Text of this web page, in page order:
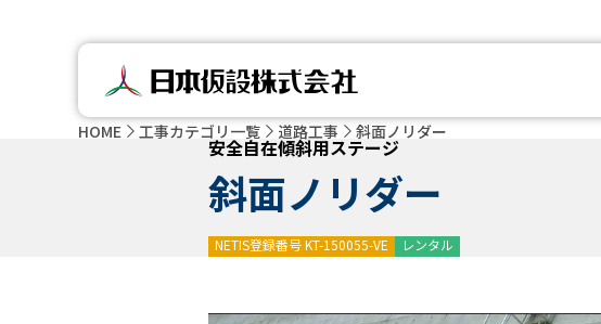
HOME 工事カテゴリ一覧 道路工事 斜面ノリダー
安全自在傾斜用ステージ
斜面ノリダー
NETIS登録番号 KT-150055-VE レンタル